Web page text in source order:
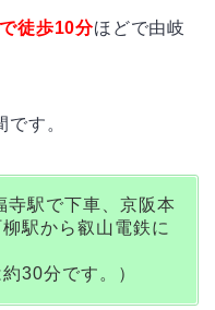
徒歩10分ほどで由岐
す。
寺駅で下車、京阪本
駅から叡山電鉄に
30分です。）